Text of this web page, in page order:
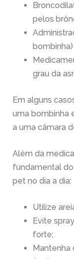
pelos
grau da
Em alguns
uma bombinha
a uma câmara
Além da
fundamental
pet no dia a dia:
Utilize
Evite
forte;